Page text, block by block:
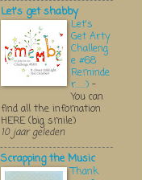
Let's get shabby
Let's
Get Arty
Challeng
e #68
Reminde
r.....:) -
You can
find all the infomation
HERE (big smile)
10 jaar geleden
Scrapping the Music
Thank